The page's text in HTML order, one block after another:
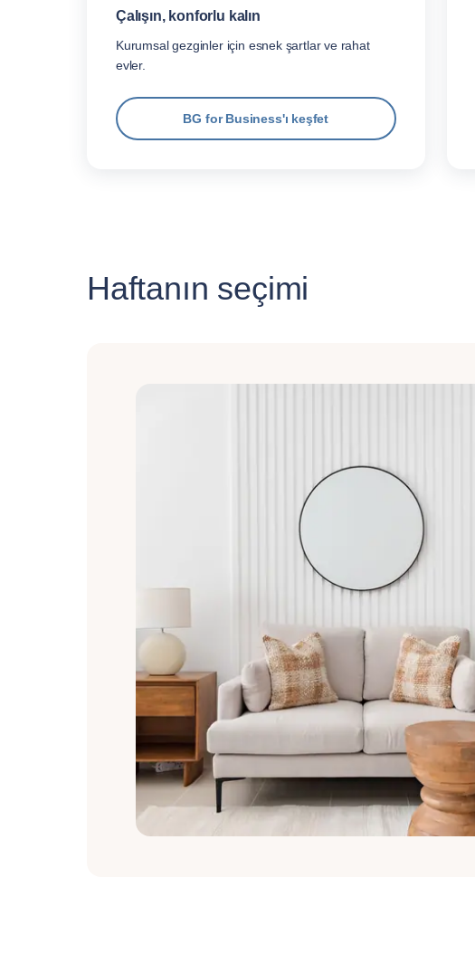
Çalışın, konforlu kalın
Kurumsal gezginler için esnek şartlar ve rahat
evler.
BG for Business'ı keşfet
Haftanın seçimi